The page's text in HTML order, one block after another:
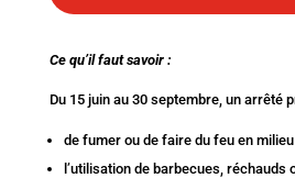
Ce qu’il faut savoir :
Du 15 juin au 30 septembre, un arrêté
de fumer ou de faire du feu en
l’utilisation de barbecues, réchauds